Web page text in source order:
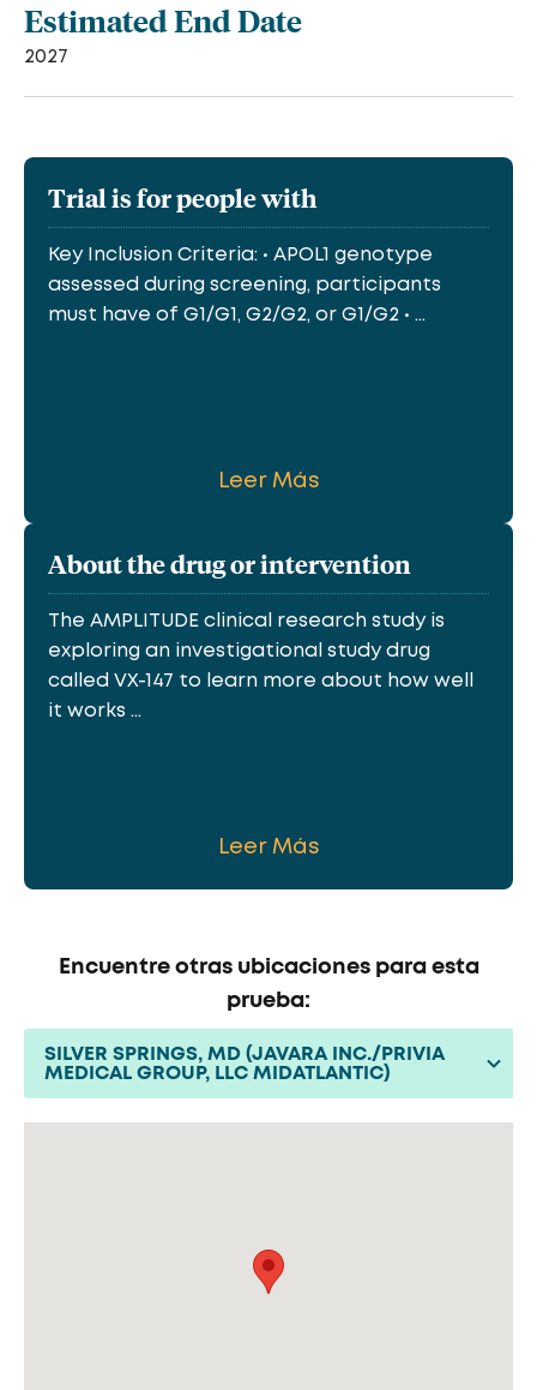
Estimated End Date
2027
Trial is for people with
Key Inclusion Criteria: • APOL1 genotype
assessed during screening, participants
must have of G1/G1, G2/G2, or G1/G2 • ...
Leer Más
About the drug or intervention
The AMPLITUDE clinical research study is
exploring an investigational study drug
called VX-147 to learn more about how well
it works ...
Leer Más
Encuentre otras ubicaciones para esta
prueba:
SILVER SPRINGS, MD (JAVARA INC./PRIVIA
MEDICAL GROUP, LLC MIDATLANTIC)